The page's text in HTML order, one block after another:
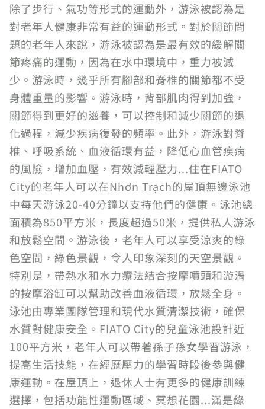
除了步行、氣功等形式的運動外，游泳被認為是
對老年人健康非常有益的運動形式。對於關節問
題的老年人來說，游泳被認為是最有效的緩解關
節疼痛的運動，因為在水中環境中，重力被減
少。游泳時，幾乎所有腳部和脊椎的關節都不受
身體重量的影響。游泳時，背部肌肉得到加強，
關節得到更好的滋養，可以控制和減少關節的退
化過程，減少疾病復發的頻率。此外，游泳對脊
椎、呼吸系統、血液循環有益，降低心血管疾病
的風險，增加血壓，有效減輕壓力...住在FIATO
City的老年人可以在Nhơn Trạch的屋頂無邊泳池
中每天游泳20-40分鐘以支持他們的健康。泳池總
面積為850平方米，長度超過50米，提供私人游泳
和放鬆空間。游泳後，老年人可以享受涼爽的綠
色空間，綠色景觀，令人印象深刻的天空景觀。
特別是，帶熱水和水力療法結合按摩噴頭和漩渦
的按摩浴缸可以幫助改善血液循環，放鬆全身。
泳池由專業團隊管理和現代水質清潔技術，確保
水質對健康安全。FIATO City的兒童泳池設計近
100平方米，老年人可以帶著孫子孫女學習游泳，
提高生活技能，在經歷壓力的學習時段後參與健
康運動。在屋頂上，退休人士有更多的健康訓練
選擇，包括功能性運動區域、冥想花園...滿是綠